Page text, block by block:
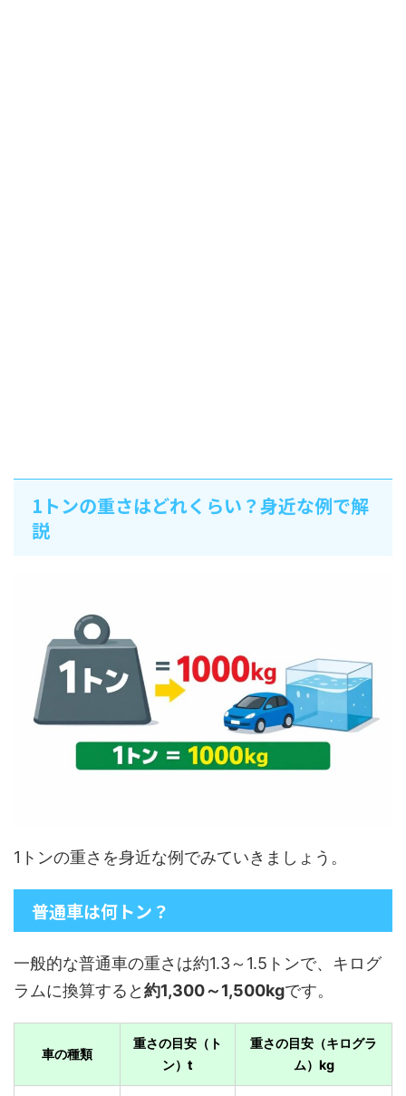
1トンの重さはどれくらい？身近な例で解
説
1トンの重さを身近な例でみていきましょう。
普通車は何トン？
一般的な普通車の重さは約1.3～1.5トンで、キログ
ラムに換算すると約1,300～1,500kgです。
車の種類
重さの目安（ト
ン）t
重さの目安（キログラ
ム）kg